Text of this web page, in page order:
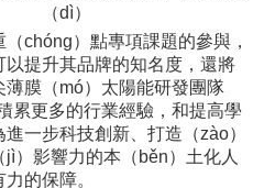
（dì）
chóng）點專項課題的參與，
以提升其品牌的知名度，還將
薄膜（mó）太陽能研發團隊
累更多的行業經驗，和提高學
一步科技創新、打造（zào）
jì）影響力的本（běn）土化人
的保障。